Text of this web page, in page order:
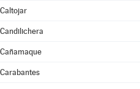
Caltojar
Candilichera
Cañamaque
Carabantes